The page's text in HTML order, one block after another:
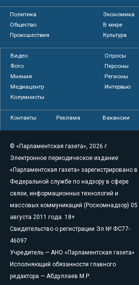
Политика
Экономика
Общество
В мире
Происшествия
Культура
Видео
Опросы
Фото
Персоны
Мнения
Регионы
Медиацентр
Интервью
Колумнисты
Контакты Реклама Вакансии
© «Парламентская газета», 2026 г.
Электронное периодическое издание
«Парламентская газета» зарегистрировано в
Федеральной службе по надзору в сфере
связи, информационных технологий и
массовых коммуникаций (Роскомнадзор) 05
августа 2011 года. 18+
Свидетельство о регистрации Эл № ФС77-
46097
Учредитель — АНО «Парламентская газета»
Исполняющий обязанности главного
редактора — Абдуллаев М.Р.